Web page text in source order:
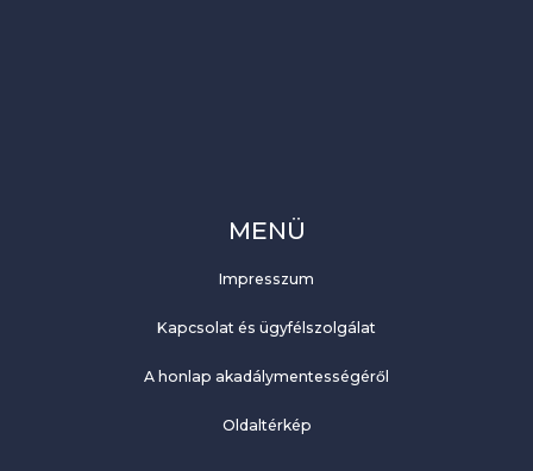
MENÜ
Impresszum
Kapcsolat és ügyfélszolgálat
A honlap akadálymentességéről
Oldaltérkép